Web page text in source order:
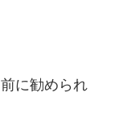
に勧められ